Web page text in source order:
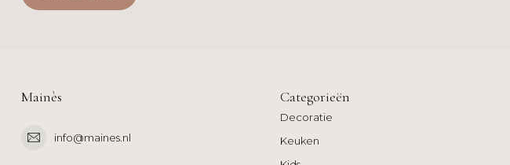
Mainès
info@maines.nl
Categorieën
Decoratie
Keuken